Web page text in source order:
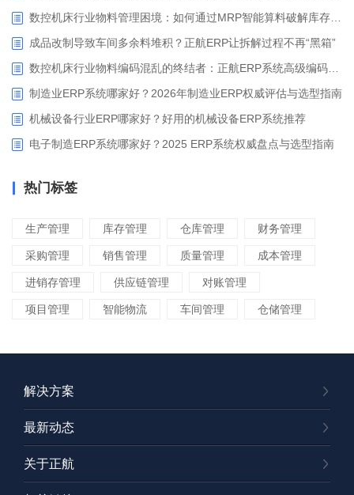
数控机床行业物料管理困境：如何通过MRP智能算料破解库存积压与停工待料难题？
成品改制导致车间多余料堆积？正航ERP让拆解过程不再“黑箱”
数控机床行业物料编码混乱的终结者：正航ERP系统高级编码管理解决方案
制造业ERP系统哪家好？2026年制造业ERP权威评估与选型指南
机械设备行业ERP哪家好？好用的机械设备ERP系统推荐
电子制造ERP系统哪家好？2025 ERP系统权威盘点与选型指南
热门标签
生产管理 库存管理 仓库管理 财务管理
采购管理 销售管理 质量管理 成本管理
进销存管理 供应链管理 对账管理
项目管理 智能物流 车间管理 仓储管理
解决方案
最新动态
关于正航